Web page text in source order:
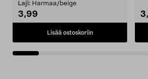
Laji: Harmaa/beige
3,99
Lisää ostoskoriin